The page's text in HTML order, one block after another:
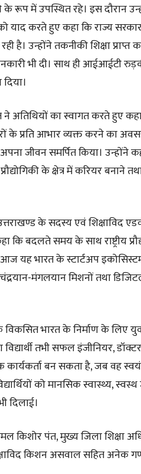
के रूप में उपस्थित रहे। इस दौरान
को याद करते हुए कहा कि राज्य
उन्होंने तकनीकी शिक्षा प्राप्त
भी दी। साथ ही आईआईटी
का स्वागत करते हुए कहा कि
के प्रति आभार व्यक्त करने का
जीवन समर्पित किया। उन्होंने
के क्षेत्र में करियर बनाने
के सदस्य एवं शिक्षाविद
कि बदलते समय के साथ राष्ट्रीय
आज यह भारत के स्टार्टअप
मंगलयान मिशनों तथा
विकसित भारत के निर्माण के
तभी सफल इंजीनियर,
कार्यकर्ता बन सकता है, जब वह
को मानसिक स्वास्थ्य,
दिलाई।
पंत, मुख्य जिला शिक्षा
किशन असवाल सहित अनेक